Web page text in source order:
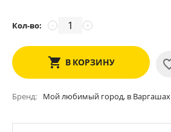
Кол-во: +
−
В КОРЗИНУ
Бренд Мой любимый город, в Варгашах